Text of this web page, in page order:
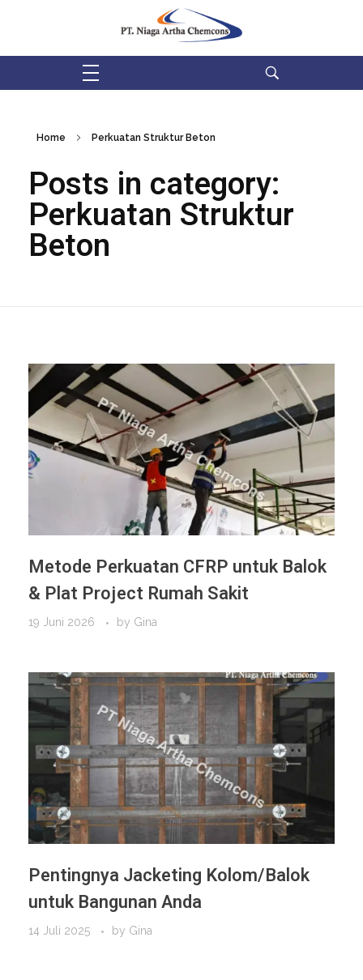
PT Niaga Artha Chemcons
Home Perkuatan Struktur Beton
Posts in category:
Perkuatan Struktur
Beton
Metode Perkuatan CFRP untuk Balok
& Plat Project Rumah Sakit
19 Juni 2026 by Gina
Pentingnya Jacketing Kolom/Balok
untuk Bangunan Anda
14 Juli 2025 by Gina